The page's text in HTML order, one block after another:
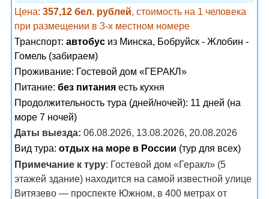
Цена: 357,12 бел. рублей, стоимость на 1 человека
при размещении в 3-х местном номере
Транспорт: автобус из Минска, Бобруйск - Жлобин -
Гомель (забираем)
Проживание: Гостевой дом «ГЕРАКЛ»
Питание: без питания есть кухня
Продолжительность тура (дней/ночей): 11 дней (на
море 7 ночей)
Даты выезда: 06.08.2026, 13.08.2026, 20.08.2026
Вид тура: отдых на море в России (тур для всех)
Примечание к туру: Гостевой дом «Геракл» (5
этажей здание) находится на самой известной улице
Витязево — проспекте Южном, в 400 метрах от